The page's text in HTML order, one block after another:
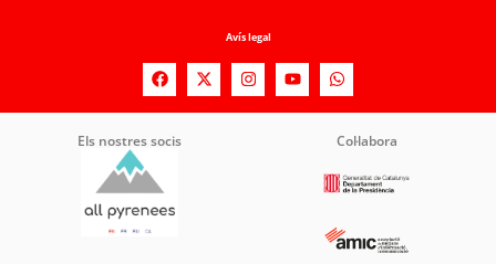
Avís legal
Els nostres socis Col·labora